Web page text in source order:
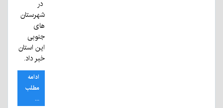
در
شهرستان
های
جنوبی
این استان
خبر داد.
ادامه
مطلب
...